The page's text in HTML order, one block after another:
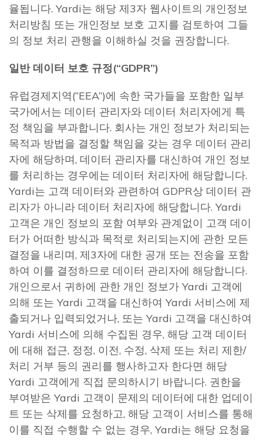
율됩니다. Yardi는 해당 제3자 웹사이트의 개인정보
처리방침 또는 개인정보 보호 고지를 검토하여 그들
의 정보 처리 관행을 이해하실 것을 권장합니다.
일반 데이터 보호 규정(“GDPR”)
유럽경제지역(“EEA”)에 속한 국가들을 포함한 일부
국가에서는 데이터 관리자와 데이터 처리자에게 특
정 책임을 부과합니다. 회사는 개인 정보가 처리되는
목적과 방법을 결정할 책임을 갖는 경우 데이터 관리
자에 해당하며, 데이터 관리자를 대신하여 개인 정보
를 처리하는 경우에는 데이터 처리자에 해당합니다.
Yardi는 고객 데이터와 관련하여 GDPR상 데이터 관
리자가 아니라 데이터 처리자에 해당합니다. Yardi
고객은 개인 정보의 포함 여부와 관계없이 고객 데이
터가 어떠한 방식과 목적로 처리되는지에 관한 모든
결정을 내리며, 제3자에 대한 공개 또는 전송을 포함
하여 이를 결정하므로 데이터 관리자에 해당합니다.
개인으로서 귀하에 관한 개인 정보가 Yardi 고객에
의해 또는 Yardi 고객을 대신하여 Yardi 서비스에 제
출되거나 입력되었거나, 또는 Yardi 고객을 대신하여
Yardi 서비스에 의해 수집된 경우, 해당 고객 데이터
에 대해 접근, 정정, 이전, 수정, 삭제 또는 처리 제한/
처리 거부 등의 권리를 행사하고자 한다면 해당
Yardi 고객에게 직접 문의하시기 바랍니다. 권한을
부여받은 Yardi 고객이 문제의 데이터에 대한 업데이
트 또는 삭제를 요청하고, 해당 고객이 서비스를 통해
이를 직접 수행할 수 없는 경우, Yardi는 해당 요청을